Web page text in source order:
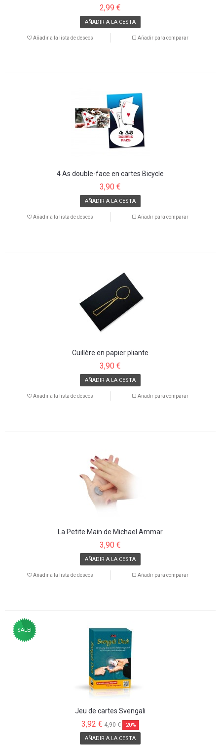
2,99 €
AÑADIR A LA CESTA
Añadir a la lista de deseos Añadir para comparar
4 As double-face en cartes Bicycle
3,90 €
AÑADIR A LA CESTA
Añadir a la lista de deseos Añadir para comparar
Cuillère en papier pliante
3,90 €
AÑADIR A LA CESTA
Añadir a la lista de deseos Añadir para comparar
La Petite Main de Michael Ammar
3,90 €
AÑADIR A LA CESTA
Añadir a la lista de deseos Añadir para comparar
SALE!
Jeu de cartes Svengali
3,92 € 4,90 € -20%
AÑADIR A LA CESTA